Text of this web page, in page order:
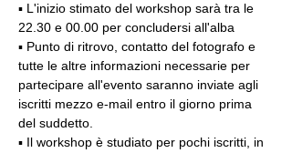
▪️ L'inizio stimato del workshop sarà tra le
22.30 e 00.00 per concludersi all'alba
▪️ Punto di ritrovo, contatto del fotografo e
tutte le altre informazioni necessarie per
partecipare all'evento saranno inviate agli
iscritti mezzo e-mail entro il giorno prima
del suddetto.
▪️ Il workshop è studiato per pochi iscritti, in